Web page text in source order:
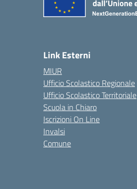
Link Esterni
MIUR
Ufficio Scolastico Regionale
Ufficio Scolastico Territoriale
Scuola in Chiaro
Iscrizioni On Line
Invalsi
Comune